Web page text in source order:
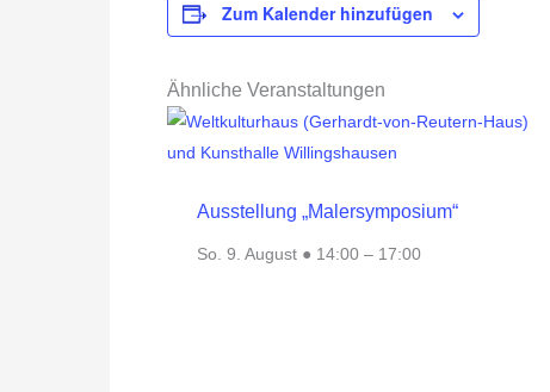
Zum Kalender hinzufügen
Ähnliche Veranstaltungen
Ausstellung „Malersymposium“
So. 9. August ● 14:00– 17:00